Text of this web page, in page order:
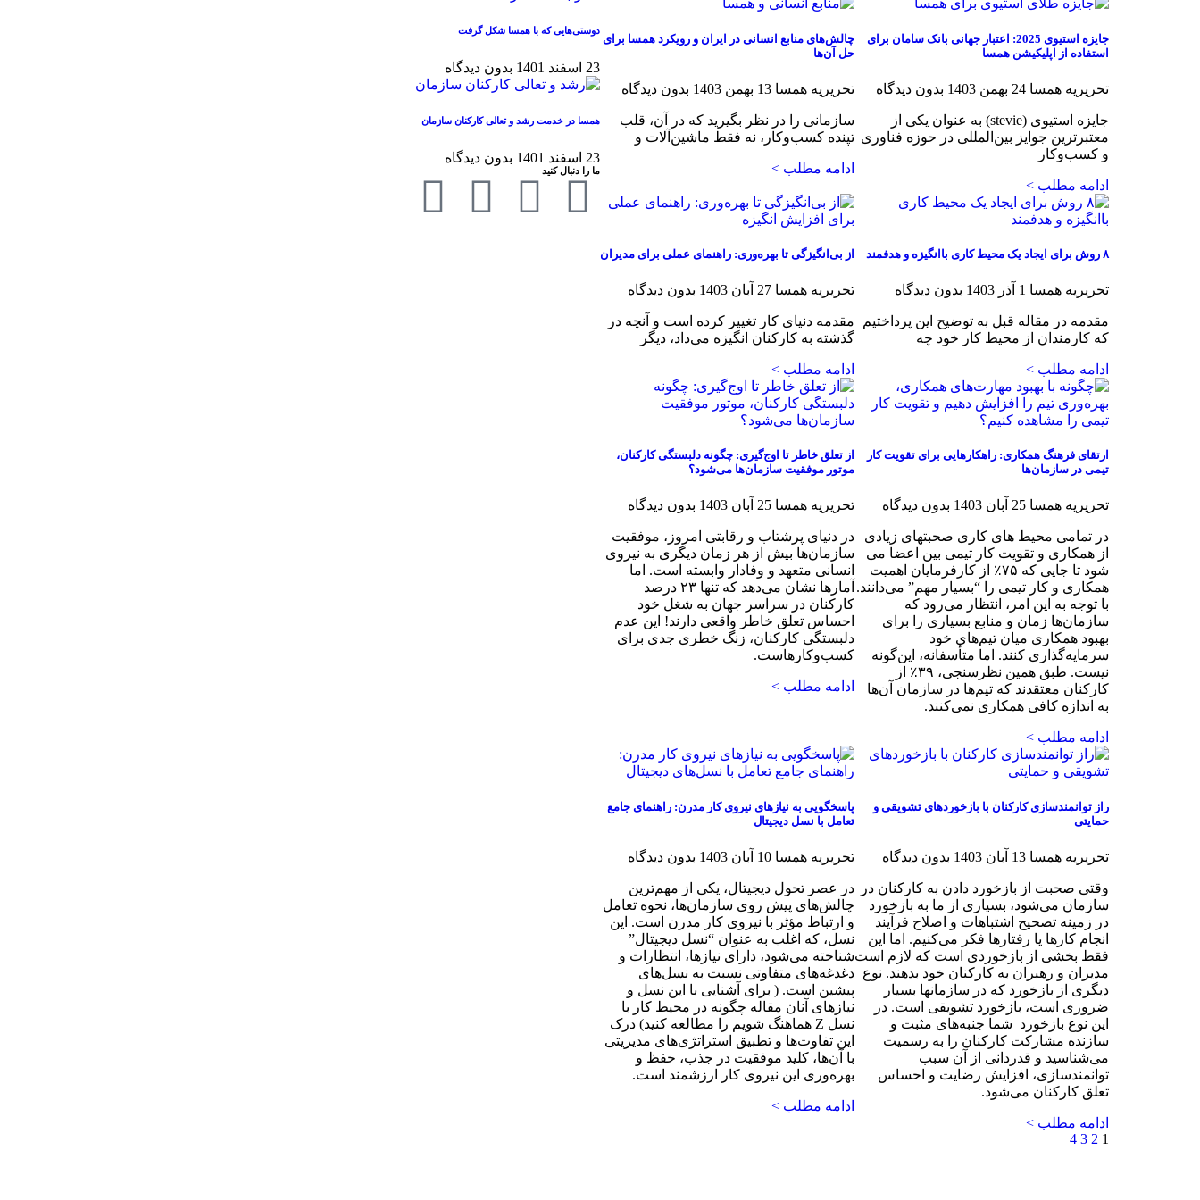
جایزه استیوی 2025: اعتبار جهانی بانک سامان برای
استفاده از اپلیکیشن همسا
تحریریه همسا 24 بهمن 1403 بدون دیدگاه
جایزه استیوی (stevie) به عنوان یکی از
معتبرترین جوایز بین‌المللی در حوزه فناوری
و کسب‌وکار
ادامه مطلب >
چالش‌های منابع انسانی در ایران و رویکرد همسا برای
حل آن‌ها
تحریریه همسا 13 بهمن 1403 بدون دیدگاه
سازمانی را در نظر بگیرید که در آن، قلب
تپنده کسب‌وکار، نه فقط ماشین‌آلات و
ادامه مطلب >
۸ روش برای ایجاد یک محیط کاری باانگیزه و هدفمند
تحریریه همسا 1 آذر 1403 بدون دیدگاه
مقدمه در مقاله قبل به توضیح این پرداختیم
که کارمندان از محیط کار خود چه
ادامه مطلب >
از بی‌انگیزگی تا بهره‌وری: راهنمای عملی برای مدیران
تحریریه همسا 27 آبان 1403 بدون دیدگاه
مقدمه دنیای کار تغییر کرده است و آنچه در
گذشته به کارکنان انگیزه می‌داد، دیگر
ادامه مطلب >
ارتقای فرهنگ همکاری: راهکارهایی برای تقویت کار
تیمی در سازمان‌ها
تحریریه همسا 25 آبان 1403 بدون دیدگاه
در تمامی محیط های کاری صحبتهای زیادی
از همکاری و تقویت کار تیمی بین اعضا می
شود تا جایی که ۷۵٪ از کارفرمایان اهمیت
همکاری و کار تیمی را “بسیار مهم” می‌دانند.
با توجه به این امر، انتظار می‌رود که
سازمان‌ها زمان و منابع بسیاری را برای
بهبود همکاری میان تیم‌های خود
سرمایه‌گذاری کنند. اما متأسفانه، این‌گونه
نیست. طبق همین نظرسنجی، ۳۹٪ از
کارکنان معتقدند که تیم‌ها در سازمان آن‌ها
به اندازه کافی همکاری نمی‌کنند.
ادامه مطلب >
از تعلق خاطر تا اوج‌گیری: چگونه دلبستگی کارکنان،
موتور موفقیت سازمان‌ها می‌شود؟
تحریریه همسا 25 آبان 1403 بدون دیدگاه
در دنیای پرشتاب و رقابتی امروز، موفقیت
سازمان‌ها بیش از هر زمان دیگری به نیروی
انسانی متعهد و وفادار وابسته است. اما
آمارها نشان می‌دهد که تنها ۲۳ درصد
کارکنان در سراسر جهان به شغل خود
احساس تعلق خاطر واقعی دارند! این عدم
دلبستگی کارکنان، زنگ خطری جدی برای
کسب‌وکارهاست.
ادامه مطلب >
راز توانمندسازی کارکنان با بازخوردهای تشویقی و
حمایتی
تحریریه همسا 13 آبان 1403 بدون دیدگاه
وقتی صحبت از بازخورد دادن به کارکنان در
سازمان می‌شود، بسیاری از ما به بازخورد
در زمینه تصحیح اشتباهات و اصلاح فرآیند
انجام کارها یا رفتارها فکر می‌کنیم. اما این
فقط بخشی از بازخوردی است که لازم است
مدیران و رهبران به کارکنان خود بدهند. نوع
دیگری از بازخورد که در سازمانها بسیار
ضروری است، ‌بازخورد تشویقی است. در
این نوع بازخورد شما جنبه‌های مثبت و
سازنده مشارکت کارکنان را به رسمیت
می‌شناسید و قدردانی از آن سبب
توانمند‌سازی، افزایش رضایت و احساس
تعلق کارکنان می‌شود.
ادامه مطلب >
پاسخگویی به نیازهای نیروی کار مدرن: راهنمای جامع
تعامل با نسل‌ دیجیتال
تحریریه همسا 10 آبان 1403 بدون دیدگاه
در عصر تحول دیجیتال، یکی از مهم‌ترین
چالش‌های پیش روی سازمان‌ها، نحوه تعامل
و ارتباط مؤثر با نیروی کار مدرن است. این
نسل، که اغلب به عنوان “نسل‌ دیجیتال”
شناخته می‌شود، دارای نیازها، انتظارات و
دغدغه‌های متفاوتی نسبت به نسل‌های
پیشین است. ( برای آشنایی با این نسل و
نیازهای آنان مقاله چگونه در محیط کار با
نسل Z هماهنگ شویم را مطالعه کنید) درک
این تفاوت‌ها و تطبیق استراتژی‌های مدیریتی
با آن‌ها، کلید موفقیت در جذب، حفظ و
بهره‌وری این نیروی کار ارزشمند است.
ادامه مطلب >
1
2
3
4
دوستی‌هایی که با همسا شکل گرفت
23 اسفند 1401 بدون دیدگاه
همسا در خدمت رشد و تعالی کارکنان سازمان
23 اسفند 1401 بدون دیدگاه
ما را دنبال کنید